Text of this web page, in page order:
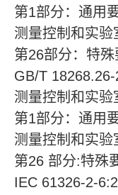
第1部分：通用
测量控制和实
第26部分：特
GB/T 18268.26-
测量控制和实
第1部分：通用
测量控制和实
第26 部分:特殊
IEC 61326-2-